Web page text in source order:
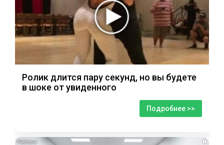
Ролик длится пару секунд, но вы будете
в шоке от увиденного
Подробнее >>
i